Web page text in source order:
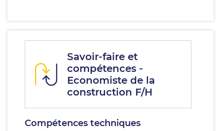
Savoir-faire et
compétences -
Economiste de la
construction F/H
Compétences techniques